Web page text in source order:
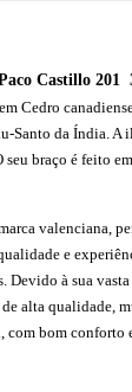
Castillo 201
Cedro
Santo da Índia. A
seu braço é feito
valenciana,
e
Devido à sua
alta qualidade,
com bom conforto